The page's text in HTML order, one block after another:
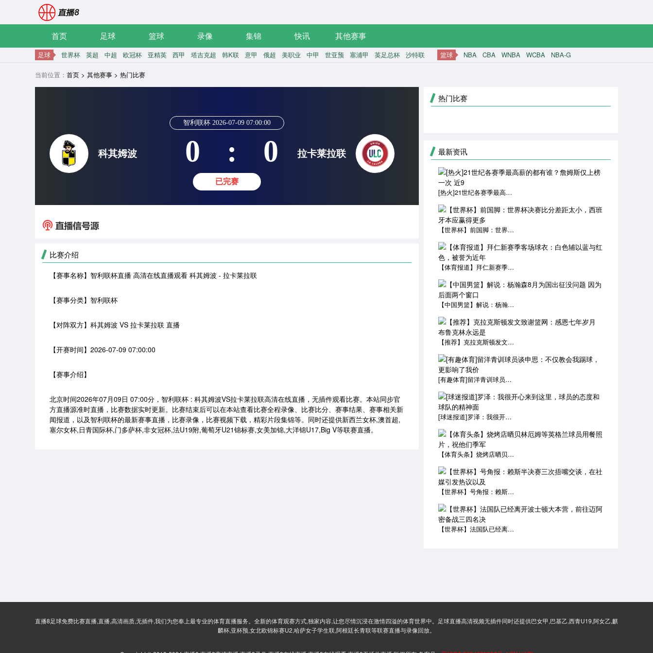
首页 足球 篮球 录像 集锦 快讯 其他赛事
足球 世界杯 英超 中超 欧冠杯 亚精英 西甲 塔吉克超 韩K联 意甲 俄超 美职业 中甲 世亚预 塞浦甲 英足总杯 沙特联 篮球 NBA CBA WNBA WCBA NBA-G
当前位置： 首页 > 其他赛事 > 热门比赛
科其姆波
智利联杯 2026-07-09 07:00:00
0 : 0
已完赛
拉卡莱拉联
比赛介绍
【赛事名称】 智利联杯直播 高清在线直播观看 科其姆波 - 拉卡莱拉联
【赛事分类】 智利联杯
【对阵双方】 科其姆波 VS 拉卡莱拉联 直播
【开赛时间】 2026-07-09 07:00:00
【赛事介绍】
北京时间2026年07月09日 07:00分，智利联杯 : 科其姆波VS拉卡莱拉联高清在线直播，无插件观看比赛。本站同步官
方直播源准时直播，比赛数据实时更新。比赛结束后可以在本站查看比赛全程录像、比赛比分、赛事结果、赛事相关新
闻报道，以及智利联杯的最新赛事直播，比赛录像，比赛视频下载，精彩片段集锦等。同时还提供新西兰女杯,澳首超,
塞尔女杯,日青国际杯,门多萨杯,非女冠杯,法U19附,葡萄牙U21锦标赛,女美加锦,大洋锦U17,Big V等联赛直播。
热门比赛
最新资讯
[热火]21世纪各赛季最高薪的都有谁？詹姆斯仅上榜一次 近9
【世界杯】前国脚：世界杯决赛比分差距太小，西班牙本应赢得更多
【体育报道】拜仁新赛季客场球衣：白色辅以蓝与红色，被誉为近年
【中国男篮】解说：杨瀚森8月为国出征没问题 因为后面两个窗口
【推荐】克拉克斯顿发文致谢篮网：感恩七年岁月 布鲁克林永远是
[有趣体育]留洋青训球员谈申思：不仅教会我踢球，更影响了我价
[球迷报道]罗泽：我很开心来到这里，球员的态度和球队的精神面
【体育头条】烧烤店晒贝林厄姆等英格兰球员用餐照片，祝他们季军
【世界杯】号角报：赖斯半决赛三次捂嘴交谈，在社媒引发热议以及
【世界杯】法国队已经离开波士顿大本营，前往迈阿密备战三四名决
直播8足球免费比赛直播,直播,高清画质,无插件,我们为您奉上最专业的体育直播服务。全新的体育观赛方式,独家内容,让您尽情沉浸在激情四溢的体育世界中。足球直播高清视频无插件同时还提供巴女甲,巴基乙,西青U19,阿女乙,麒
麟杯,亚杯预,女北欧锦标赛U2,哈萨女子学生联,阿根廷长青联等联赛直播与录像回放。